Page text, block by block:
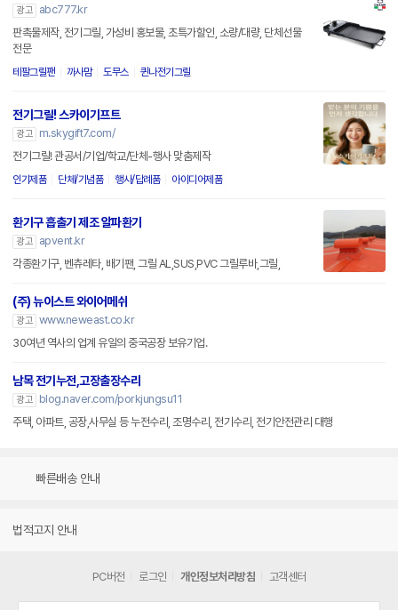
광고
abc777.kr
판촉물제작, 전기그릴, 가성비 홍보물, 초특가할인, 소량/대량, 단체선물
전문
테팔그릴팬 까사맘 도무스 퀸나전기그릴
전기그릴! 스카이기프트
광고
m.skygift7.com/
전기그릴! 관공서/기업/학교/단체-행사 맞춤제작
인기제품 단체/기념품 행사/답례품 아이디어제품
환기구 흡출기 제조 알파환기
광고
apvent.kr
각종환기구, 벤츄레타, 배기팬, 그릴 AL,SUS,PVC 그릴루바,그릴,
(주) 뉴이스트 와이어메쉬
광고 www.neweast.co.kr
30여년 역사의 업계 유일의 중국공장 보유기업.
남목 전기누전,고장출장수리
광고
blog.naver.com/porkjungsu11
주택, 아파트, 공장,사무실 등 누전수리, 조명수리, 전기수리, 전기안전관리 대행
빠른배송 안내
법적고지 안내
PC버전 로그인 개인정보처리방침 고객센터